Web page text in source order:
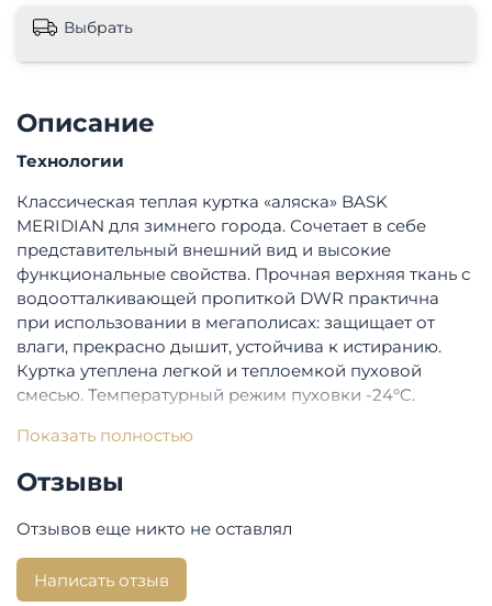
Выбрать
Описание
Технологии
Классическая теплая куртка «аляска» BASK
MERIDIAN для зимнего города. Сочетает в себе
представительный внешний вид и высокие
функциональные свойства. Прочная верхняя ткань с
водоотталкивающей пропиткой DWR практична
при использовании в мегаполисах: защищает от
влаги, прекрасно дышит, устойчива к истиранию.
Куртка утеплена легкой и теплоемкой пуховой
смесью. Температурный режим пуховки -24°C.
Опции:
Опции капюшона: Несъемный, регулируется
Карманы: 4 внешних, 2 внутренних
Состав:
Показать полностью
Отзывы
Отзывов еще никто не оставлял
Написать отзыв